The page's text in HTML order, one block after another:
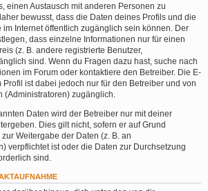
einen Austausch mit anderen Personen zu
bewusst, dass die Daten deines Profils und die
Internet öffentlich zugänglich sein können. Der
dass einzelne Informationen nur für einen
(z. B. andere registrierte Benutzer,
sind. Wenn du Fragen dazu hast, suche nach
im Forum oder kontaktiere den Betreiber. Die E-
ist dabei jedoch nur für den Betreiber und von
(Administratoren) zugänglich.
Daten wird der Betreiber nur mit deiner
Dies gilt nicht, sofern er auf Grund
Weitergabe der Daten (z. B. an
verpflichtet ist oder die Daten zur Durchsetzung
sind.